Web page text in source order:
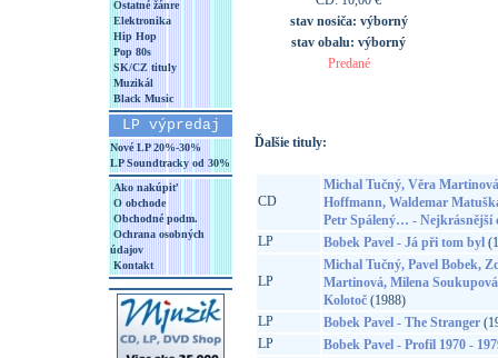
Ostatné žánre
Elektronika
Hip Hop
Pop 80s
SK/CZ tituly
Muzikál
Black Music
LP výpredaj
Nové LP 20%-30%
LP Soundtracky od 30%
Ako nakúpiť
O obchode
Obchodné podm.
Ochrana osobných
údajov
Kontakt
stav nosiča: výborný
stav obalu: výborný
Predané
Ďalšie tituly:
CD
Michal Tučný, Věra
Hoffmann, Waldemar
Petr Spálený… - Nejkrásnější
LP
Bobek Pavel - Já při tom byl
LP
Michal Tučný, Pavel Bobek,
Martinová, Milena
Kolotoč(1988)
LP
Bobek Pavel - The Stranger
LP
Bobek Pavel - Profil 1970 -